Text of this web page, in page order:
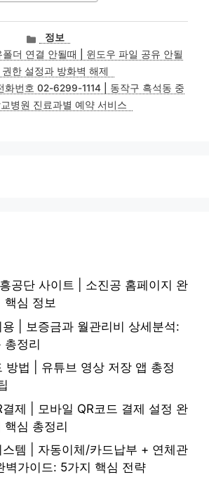
카
테
고
리
정보
폴더 연결 안될때 | 윈도우 파일 공유 안될
권한 설정과 방화벽 해제
화번호 02-6299-1114 | 동작구 흑석동 중
병원 진료과별 예약 서비스
공단 사이트 | 소진공 홈페이지 완
핵심 정보
| 보증금과 월관리비 상세분석:
총정리
방법 | 유튜브 영상 저장 앱 총정
결제 | 모바일 QR코드 결제 설정 완
핵심 총정리
템 | 자동이체/카드납부 + 연체관
벽가이드: 5가지 핵심 전략